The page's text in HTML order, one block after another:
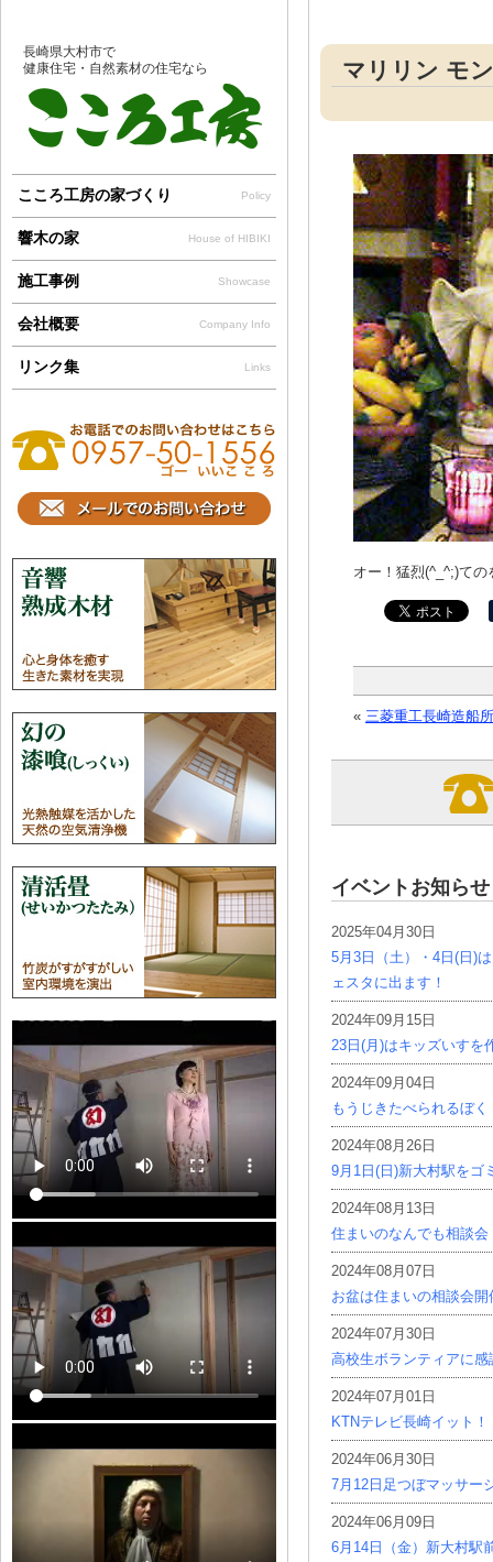
マリリン モ
オー！猛烈(^_^;)て
« 三菱重工長崎造船
イベントお知らせ
2025年04月30日
5月3日（土）・4日(日)
ェスタに出ます！
2024年09月15日
23日(月)はキッズいすを
2024年09月04日
もうじきたべられるぼく
2024年08月26日
9月1日(日)新大村駅をゴ
2024年08月13日
住まいのなんでも相談会
2024年08月07日
お盆は住まいの相談会開
2024年07月30日
高校生ボランティアに感
2024年07月01日
KTNテレビ長崎イット！
2024年06月30日
7月12日足つぼマッサー
2024年06月09日
6月14日（金）新大村駅
長崎県大村市で
健康住宅・自然素材の住宅なら
こころ工房の家づくり Policy
響木の家 House of HIBIKI
施工事例 Showcase
会社概要 Company Info
リンク集 Links